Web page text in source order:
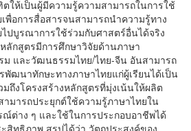
ให้เป็นผู้มีความรู้ความสามารถในการใช้
พื่อการสื่อสารจนสามารถนำความรู้ทาง
ปบูรณาการใช้ร่วมกับศาสตร์อื่นได้จริง
ลักสูตรมีการศึกษาวิจัยด้านภาษา
ม และวัฒนธรรมไทย/ไทย-จีน อันสามารถ
พัฒนาทักษะทางภาษาไทยแก่ผู้เรียนได้เป็น
มถึงโครงสร้างหลักสูตรที่มุ่งเน้นให้ผลิต
มารถประยุกต์ใช้ความรู้ภาษาไทยใน
ณ์ต่าง ๆ และใช้ในการประกอบอาชีพได้
สิทธิภาพ สรุปได้ว่า วัตถุประสงค์ของ